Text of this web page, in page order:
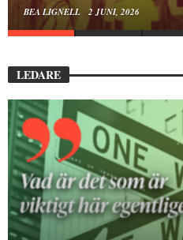
BEA LIGNELL 23 MARS, 2026
LEDARE